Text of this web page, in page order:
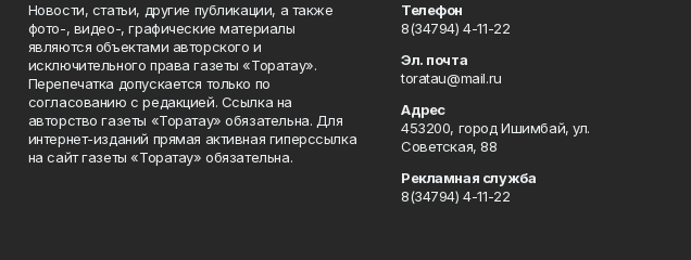
Новости, статьи, другие публикации, а также
фото-, видео-, графические материалы
являются объектами авторского и
исключительного права газеты «Торатау».
Перепечатка допускается только по
согласованию с редакцией. Ссылка на
авторство газеты «Торатау» обязательна. Для
интернет-изданий прямая активная гиперссылка
на сайт газеты «Торатау» обязательна.
Телефон
8(34794) 4-11-22
Эл. почта
toratau@mail.ru
Адрес
453200, город Ишимбай, ул.
Советская, 88
Рекламная служба
8(34794) 4-11-22